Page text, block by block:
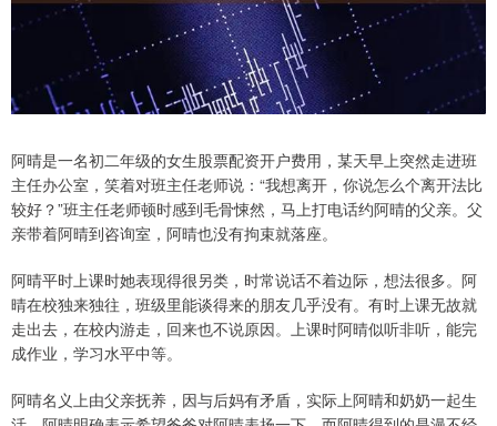
阿晴是一名初二年级的女生股票配资开户费用，某天早上突然走进班
主任办公室，笑着对班主任老师说：“我想离开，你说怎么个离开法比
较好？”班主任老师顿时感到毛骨悚然，马上打电话约阿晴的父亲。父
亲带着阿晴到咨询室，阿晴也没有拘束就落座。
阿晴平时上课时她表现得很另类，时常说话不着边际，想法很多。阿
晴在校独来独往，班级里能谈得来的朋友几乎没有。有时上课无故就
走出去，在校内游走，回来也不说原因。上课时阿晴似听非听，能完
成作业，学习水平中等。
阿晴名义上由父亲抚养，因与后妈有矛盾，实际上阿晴和奶奶一起生